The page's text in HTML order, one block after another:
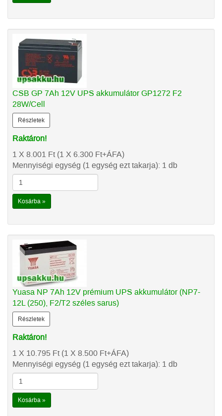
CSB GP 7Ah 12V UPS akkumulátor GP1272 F2
28W/Cell
Részletek
Raktáron!
1 X 8.001 Ft(1 X 6.300 Ft+ÁFA)
Mennyiségi egység (1 egység ezt takarja): 1 db
Kosárba »
Yuasa NP 7Ah 12V prémium UPS akkumulátor (NP7-
12L (250), F2/T2 széles sarus)
Részletek
Raktáron!
1 X 10.795 Ft(1 X 8.500 Ft+ÁFA)
Mennyiségi egység (1 egység ezt takarja): 1 db
Kosárba »